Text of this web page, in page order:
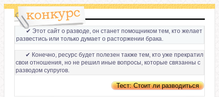
✔ Этот сайт о разводе, он станет помощником тем, кто желает
развестись или только думает о расторжении брака.
✔ Конечно, ресурс будет полезен также тем, кто уже прекратил
свои отношения, но не решил иные вопросы, которые связанны с
разводом супругов.